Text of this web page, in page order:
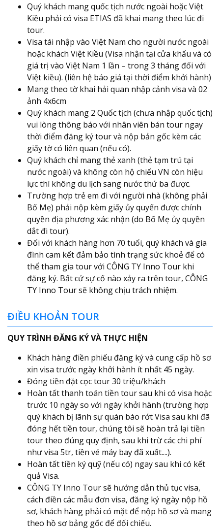
Quý khách mang quốc tịch nước ngoài hoặc Việt
Kiều phải có visa ETIAS đã khai mang theo lúc đi
tour.
Visa tái nhập vào Việt Nam cho người nước ngoài
hoặc khách Việt Kiều (Visa nhận tại cửa khẩu và có
giá trị vào Việt Nam 1 lần – trong 3 tháng đối với
Việt kiều). (liên hệ báo giá tại thời điểm khởi hành)
Mang theo tờ khai hải quan nhập cảnh visa và 02
ảnh 4x6cm
Quý khách mang 2 Quốc tịch (chưa nhập quốc tịch)
vui lòng thông báo với nhân viên bán tour ngay
thời điểm đăng ký tour và nộp bản gốc kèm các
giấy tờ có liên quan (nếu có).
Quý khách chỉ mang thẻ xanh (thẻ tạm trú tại
nước ngoài) và không còn hộ chiếu VN còn hiệu
lực thì không du lịch sang nước thứ ba được.
Trường hợp trẻ em đi với người nhà (không phải
Bố Mẹ) phải nộp kèm giấy ủy quyến được chính
quyền địa phương xác nhận (do Bố Mẹ ủy quyền
dắt đi tour).
Đối với khách hàng hơn 70 tuổi, quý khách và gia
đình cam kết đảm bảo tình trạng sức khoẻ để có
thể tham gia tour với CÔNG TY Inno Tour khi
đăng ký. Bất cứ sự cố nào xảy ra trên tour, CÔNG
TY Inno Tour sẽ không chịu trách nhiệm.
ĐIỀU KHOẢN TOUR
QUY TRÌNH ĐĂNG KÝ VÀ THỰC HIỆN
Khách hàng điền phiếu đăng ký và cung cấp hồ sơ
xin visa trước ngày khởi hành ít nhất 45 ngày.
Đóng tiền đặt cọc tour 30 triệu/khách
Hoàn tất thanh toán tiền tour sau khi có visa hoặc
trước 10 ngày so với ngày khởi hành (trường hợp
quý khách bị lãnh sự quán báo rớt Visa sau khi đã
đóng hết tiền tour, chúng tôi sẽ hoàn trả lại tiền
tour theo đúng quy định, sau khi trừ các chi phí
như visa 5tr, tiền vé máy bay đã xuất....).
Hoàn tất tiền ký quỹ (nếu có) ngay sau khi có kết
quả Visa.
CÔNG TY Inno Tour sẽ hướng dẫn thủ tục visa,
cách điền các mẫu đơn visa, đăng ký ngày nộp hồ
sơ, khách hàng phải có mặt để nộp hồ sơ và mang
theo hồ sơ bảng gốc để đối chiếu.